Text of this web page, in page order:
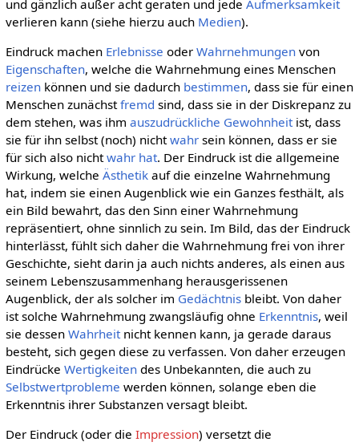
und gänzlich außer acht geraten und jede Aufmerksamkeit
verlieren kann (siehe hierzu auch Medien).
Eindruck machen Erlebnisse oder Wahrnehmungenvon
Eigenschaften, welche die Wahrnehmung eines Menschen
reizenkönnen und sie dadurch bestimmen, dass sie für einen
Menschen zunächstfremd sind, dass sie in der Diskrepanz zu
dem stehen, was ihm auszudrückliche Gewohnheitist, dass
sie für ihn selbst (noch) nichtwahrsein können, dass er sie
für sich also nichtwahr hat. Der Eindruck ist die allgemeine
Wirkung, welche Ästhetikauf die einzelne Wahrnehmung
hat, indem sie einen Augenblick wie ein Ganzes festhält, als
ein Bild bewahrt, das den Sinn einer Wahrnehmung
repräsentiert, ohne sinnlich zu sein. Im Bild, das der Eindruck
hinterlässt, fühlt sich daher die Wahrnehmung frei von ihrer
Geschichte, sieht darin ja auch nichts anderes, als einen aus
seinem Lebenszusammenhang herausgerissenen
Augenblick, der als solcher im Gedächtnisbleibt. Von daher
ist solche Wahrnehmung zwangsläufig ohne Erkenntnis, weil
sie dessen Wahrheitnicht kennen kann, ja gerade daraus
besteht, sich gegen diese zu verfassen. Von daher erzeugen
Eindrücke Wertigkeitendes Unbekannten, die auch zu
Selbstwertprobleme werden können, solange eben die
Erkenntnis ihrer Substanzen versagt bleibt.
Der Eindruck (oder die Impression) versetzt die